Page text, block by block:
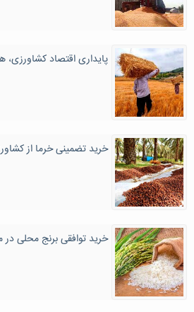
پایداری اقتصاد
خرید تضمینی خرما از
خرید توافقی برنج محلی در